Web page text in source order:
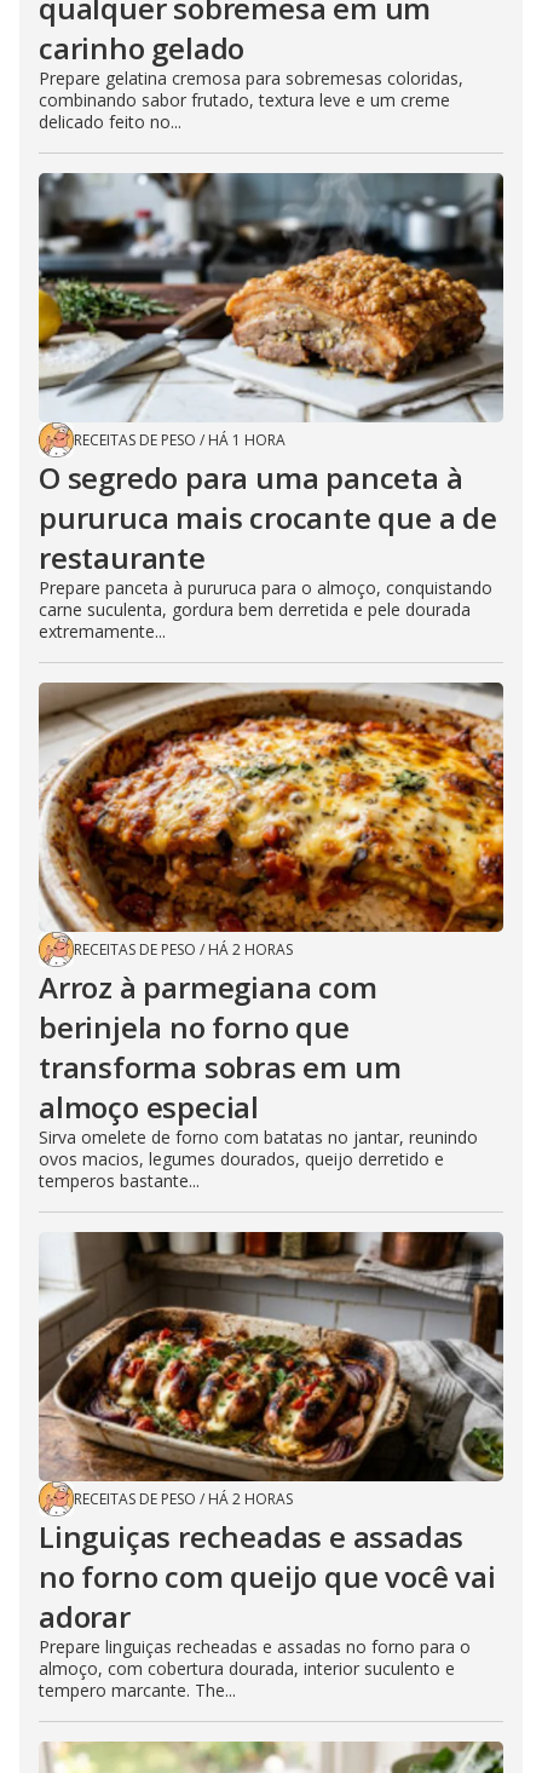
carinho gelado
Prepare gelatina cremosa para sobremesas coloridas,
combinando sabor frutado, textura leve e um creme
delicado feito no...
RECEITAS DE PESO / HÁ 1 HORA
O segredo para uma panceta à
pururuca mais crocante que a de
restaurante
Prepare panceta à pururuca para o almoço, conquistando
carne suculenta, gordura bem derretida e pele dourada
extremamente...
RECEITAS DE PESO / HÁ 2 HORAS
Arroz à parmegiana com
berinjela no forno que
transforma sobras em um
almoço especial
Sirva omelete de forno com batatas no jantar, reunindo
ovos macios, legumes dourados, queijo derretido e
temperos bastante...
RECEITAS DE PESO / HÁ 2 HORAS
Linguiças recheadas e assadas
no forno com queijo que você vai
adorar
Prepare linguiças recheadas e assadas no forno para o
almoço, com cobertura dourada, interior suculento e
tempero marcante. The...